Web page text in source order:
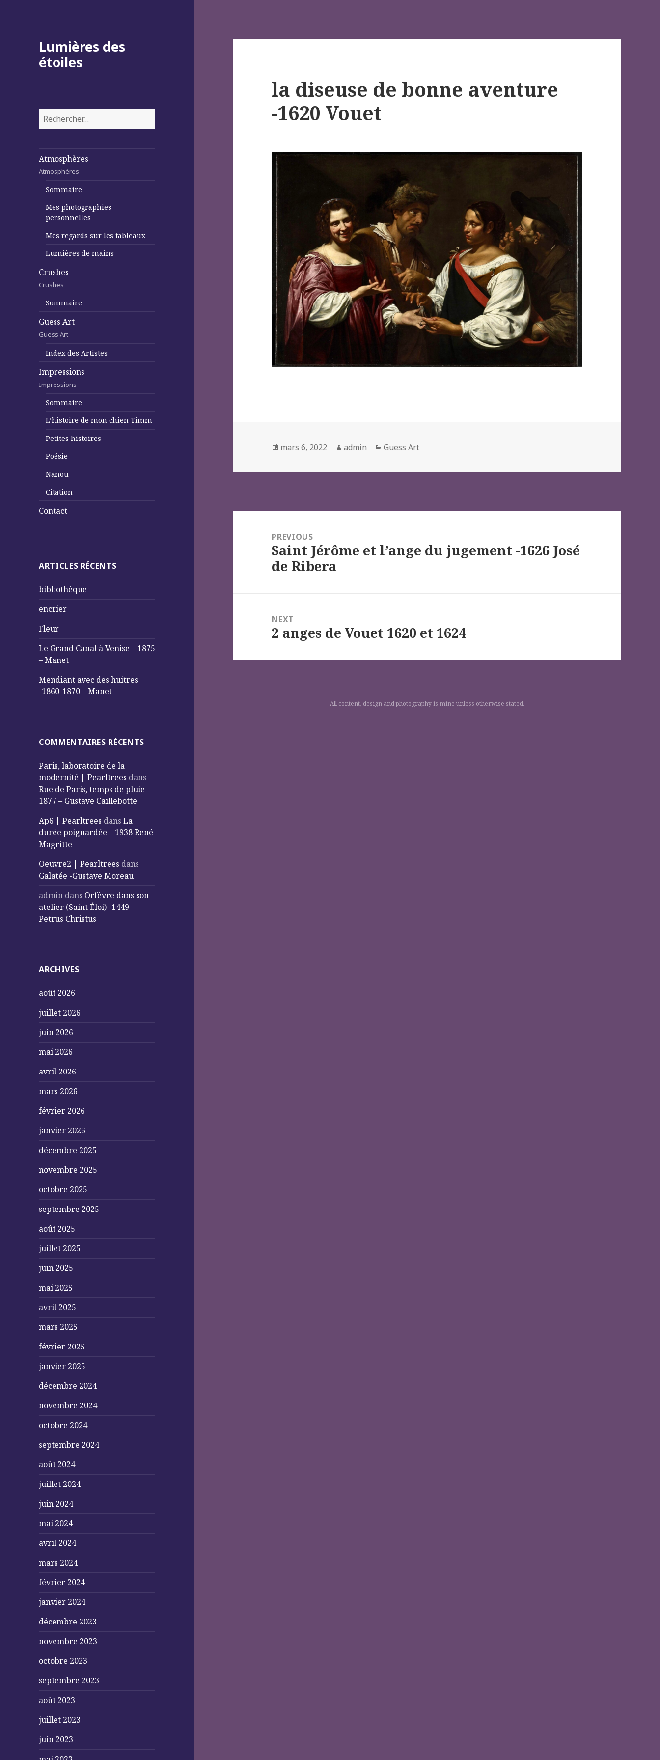
Lumières des
étoiles
Rechercher :
Atmosphères
Atmosphères
Sommaire
Mes photographies
personnelles
Mes regards sur les tableaux
Lumières de mains
Crushes
Crushes
Sommaire
Guess Art
Guess Art
Index des Artistes
Impressions
Impressions
Sommaire
L’histoire de mon chien Timm
Petites histoires
Poésie
Nanou
Citation
Contact
ARTICLES RÉCENTS
bibliothèque
encrier
Fleur
Le Grand Canal à Venise – 1875
– Manet
Mendiant avec des huitres
-1860-1870 – Manet
COMMENTAIRES RÉCENTS
Paris, laboratoire de la
modernité | Pearltrees dans
Rue de Paris, temps de pluie –
1877 – Gustave Caillebotte
Ap6 | Pearltrees dansLa
durée poignardée – 1938 René
Magritte
Oeuvre2 | Pearltrees dans
Galatée -Gustave Moreau
admin dans Orfèvre dans son
atelier (Saint Éloi) -1449
Petrus Christus
ARCHIVES
août 2026
juillet 2026
juin 2026
mai 2026
avril 2026
mars 2026
février 2026
janvier 2026
décembre 2025
novembre 2025
octobre 2025
septembre 2025
août 2025
juillet 2025
juin 2025
mai 2025
avril 2025
mars 2025
février 2025
janvier 2025
décembre 2024
novembre 2024
octobre 2024
septembre 2024
août 2024
juillet 2024
juin 2024
mai 2024
avril 2024
mars 2024
février 2024
janvier 2024
décembre 2023
novembre 2023
octobre 2023
septembre 2023
août 2023
juillet 2023
juin 2023
la diseuse de bonne aventure
-1620 Vouet
Posted
mars 6, 2022 Author
admin Categories
Guess Art
l’article
PREVIOUS
Previous
post:
Saint Jérôme et l’ange du jugement -1626 José
de Ribera
NEXT
Next
2 anges de Vouet 1620 et 1624
All content, design and photography is mine unless otherwise stated.